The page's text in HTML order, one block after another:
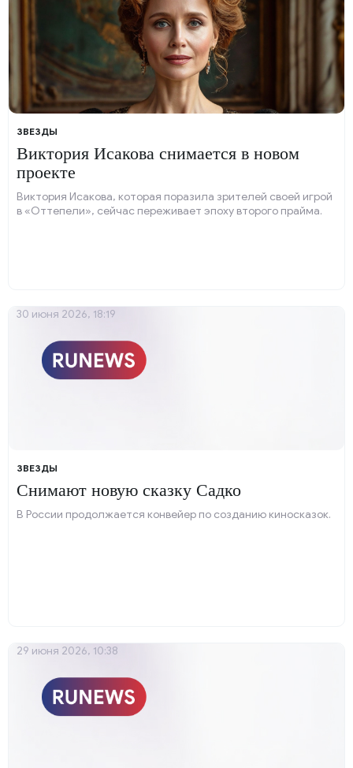
ЗВЕЗДЫ
Виктория Исакова снимается в новом
проекте
Виктория Исакова, которая поразила зрителей своей игрой
в «Оттепели», сейчас переживает эпоху второго прайма.
ЗВЕЗДЫ
Снимают новую сказку Садко
В России продолжается конвейер по созданию киносказок.
30 июня 2026, 18:19
29 июня 2026, 10:38